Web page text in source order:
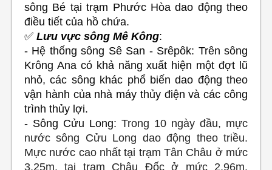
sông Bé tại trạm Phước Hòa dao động theo
điều tiết của hồ chứa.
✅ Lưu vực sông Mê Kông:
- Hệ thống sông Sê San - Srêpôk: Trên sông
Krông Ana có khả năng xuất hiện một đợt lũ
nhỏ, các sông khác phổ biến dao động theo
vận hành của nhà máy thủy điện và các công
trình thủy lợi.
- Sông Cửu Long: Trong 10 ngày đầu, mực
nước sông Cửu Long dao động theo triều.
Mực nước cao nhất tại trạm Tân Châu ở mức
3,25m, tại trạm Châu Đốcở mức 2,96m.